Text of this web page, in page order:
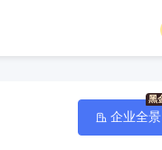
企业全景